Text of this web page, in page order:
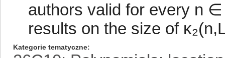
authors valid for every n
results on the size of
Kategorie tematyczne